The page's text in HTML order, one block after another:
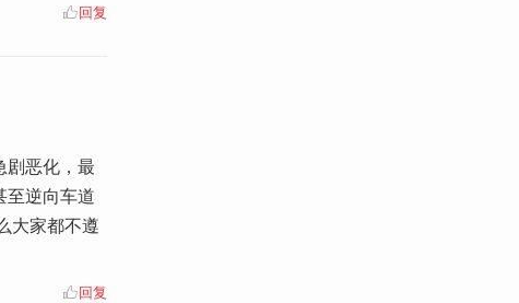
回复
剧恶化，最
至逆向车道
大家都不遵
回复